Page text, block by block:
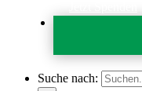
Suche nach: